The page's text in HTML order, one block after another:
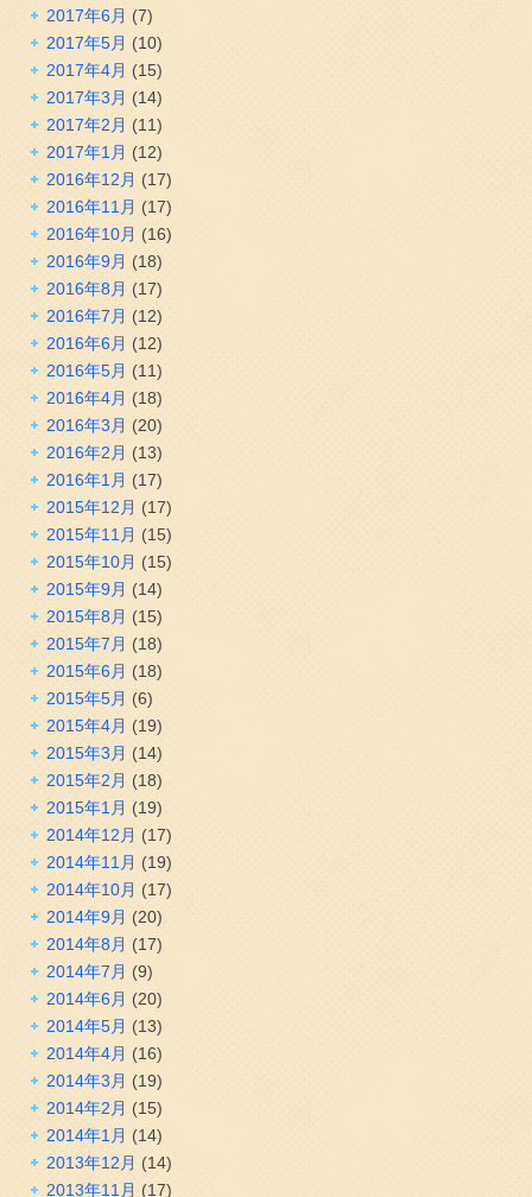
2017年6月 (7)
2017年5月 (10)
2017年4月 (15)
2017年3月 (14)
2017年2月 (11)
2017年1月 (12)
2016年12月 (17)
2016年11月 (17)
2016年10月 (16)
2016年9月 (18)
2016年8月 (17)
2016年7月 (12)
2016年6月 (12)
2016年5月 (11)
2016年4月 (18)
2016年3月 (20)
2016年2月 (13)
2016年1月 (17)
2015年12月 (17)
2015年11月 (15)
2015年10月 (15)
2015年9月 (14)
2015年8月 (15)
2015年7月 (18)
2015年6月 (18)
2015年5月 (6)
2015年4月 (19)
2015年3月 (14)
2015年2月 (18)
2015年1月 (19)
2014年12月 (17)
2014年11月 (19)
2014年10月 (17)
2014年9月 (20)
2014年8月 (17)
2014年7月 (9)
2014年6月 (20)
2014年5月 (13)
2014年4月 (16)
2014年3月 (19)
2014年2月 (15)
2014年1月 (14)
2013年12月 (14)
2013年11月 (17)